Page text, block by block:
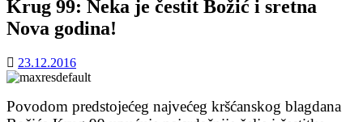
Krug 99: Neka je čestit Božić i sretna
Nova godina!
23.12.2016
Povodom predstojećeg najvećeg kršćanskog blagdana